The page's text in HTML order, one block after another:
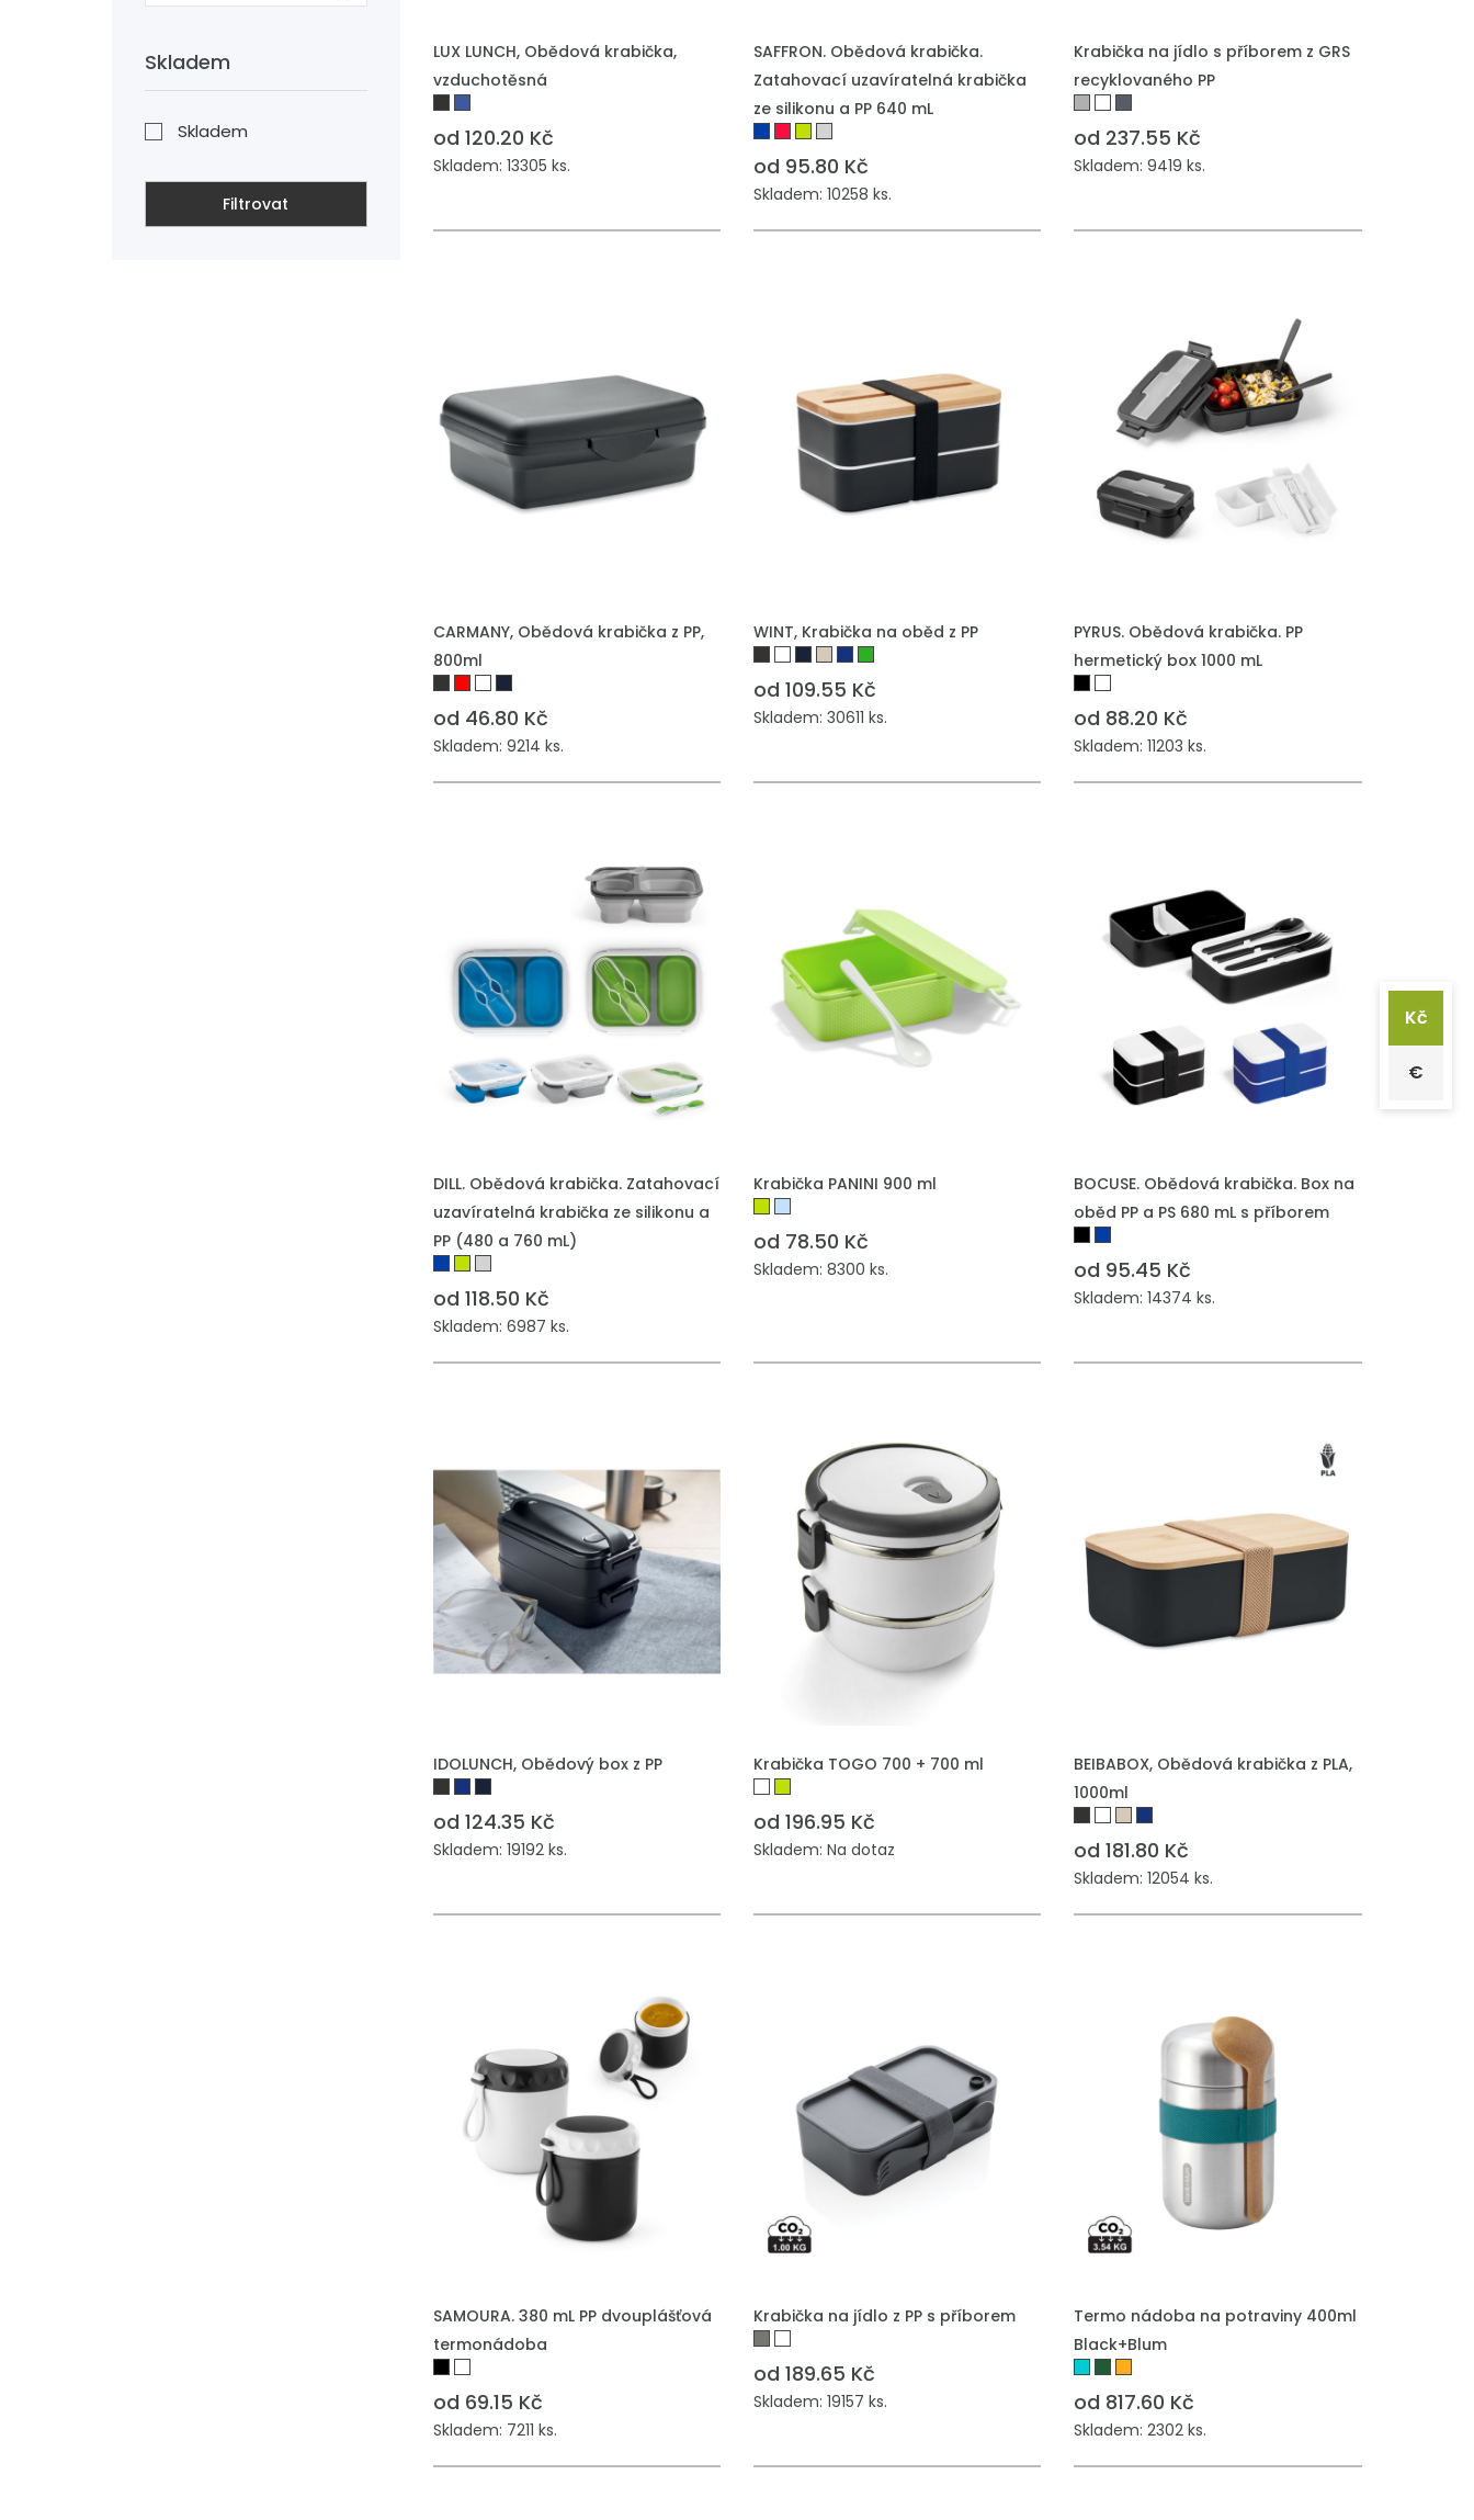
Skladem
Skladem
Filtrovat
LUX LUNCH, Obědová krabička,
vzduchotěsná
od 120.20 Kč
Skladem: 13305 ks.
SAFFRON. Obědová krabička.
Zatahovací uzavíratelná krabička
ze silikonu a PP 640 mL
od 95.80 Kč
Skladem: 10258 ks.
Krabička na jídlo s příborem z GRS
recyklovaného PP
od 237.55 Kč
Skladem: 9419 ks.
CARMANY, Obědová krabička z PP,
800ml
od 46.80 Kč
Skladem: 9214 ks.
WINT, Krabička na oběd z PP
od 109.55 Kč
Skladem: 30611 ks.
PYRUS. Obědová krabička. PP
hermetický box 1000 mL
od 88.20 Kč
Skladem: 11203 ks.
DILL. Obědová krabička. Zatahovací
uzavíratelná krabička ze silikonu a
PP (480 a 760 mL)
od 118.50 Kč
Skladem: 6987 ks.
Krabička PANINI 900 ml
od 78.50 Kč
Skladem: 8300 ks.
BOCUSE. Obědová krabička. Box na
oběd PP a PS 680 mL s příborem
od 95.45 Kč
Skladem: 14374 ks.
IDOLUNCH, Obědový box z PP
od 124.35 Kč
Skladem: 19192 ks.
Krabička TOGO 700 + 700 ml
od 196.95 Kč
Skladem: Na dotaz
BEIBABOX, Obědová krabička z PLA,
1000ml
od 181.80 Kč
Skladem: 12054 ks.
SAMOURA. 380 mL PP dvouplášťová
termonádoba
od 69.15 Kč
Skladem: 7211 ks.
Krabička na jídlo z PP s příborem
od 189.65 Kč
Skladem: 19157 ks.
Termo nádoba na potraviny 400ml
Black+Blum
od 817.60 Kč
Skladem: 2302 ks.
Kč
€